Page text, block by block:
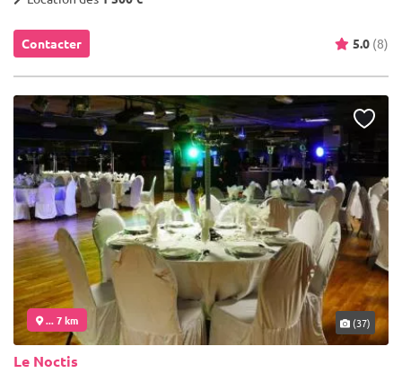
Contacter 5.0 (8)
... 7 km (37)
Le Noctis